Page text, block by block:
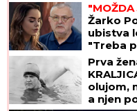
"MOŽDA
Žarko
ubistva
"Treba
Srbiji
Prva
olujom,
a njen